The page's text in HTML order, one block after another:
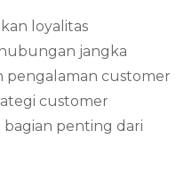
loyalitas
jangka
pengalaman customer
customer
penting dari